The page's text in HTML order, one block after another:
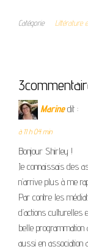
Catégorie Littérature
Marine dit :
à 11 h 04 min
Bonjour Shirley !
Je connaissais des
n’arrive plus à me
Par contre les
d’actions culturelles
belle
aussi en association